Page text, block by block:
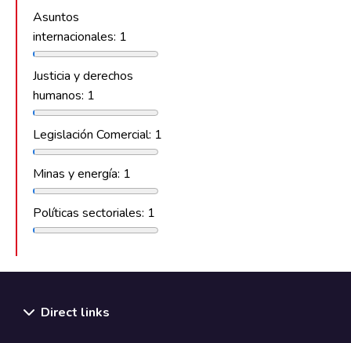
Asuntos
internacionales: 1
Justicia y derechos
humanos: 1
Legislación Comercial: 1
Minas y energía: 1
Políticas sectoriales: 1
Direct links